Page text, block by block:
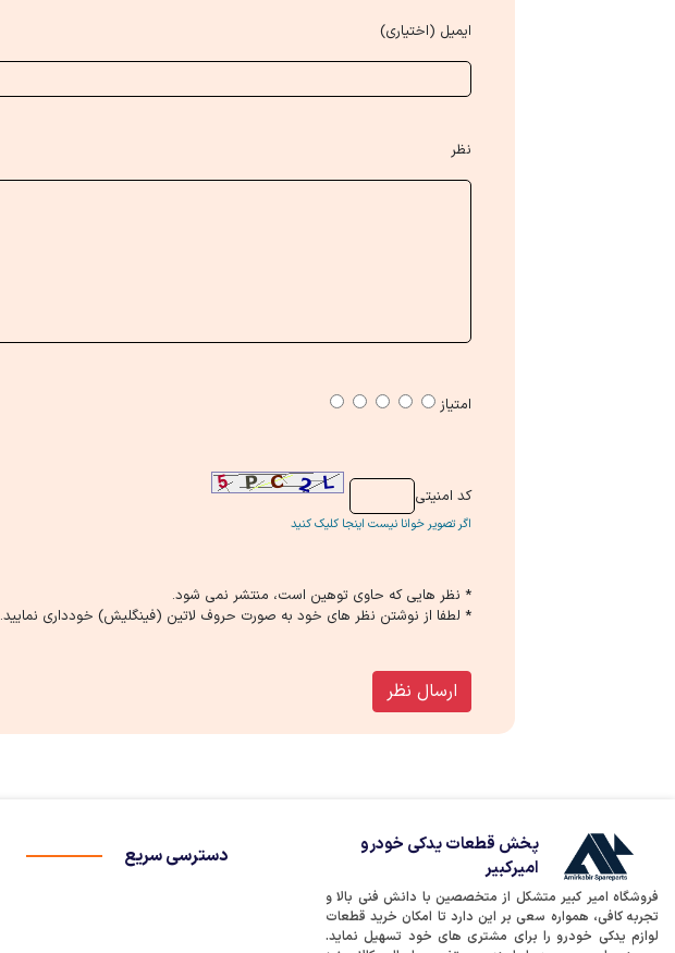
ایمیل (اختیاری)
نظر
امتیاز
كد امنیتی
اگر تصویر خوانا نیست اینجا کلیک کنید
* نظر هایی كه حاوی توهین است، منتشر نمی شود.
* لطفا از نوشتن نظر های خود به صورت حروف لاتین (فینگلیش) خودداری نمایید.
ارسال نظر
پخش قطعات یدکی خودرو
امیرکبیر
فروشگاه امیر کبیر متشکل از متخصصین با دانش فنی بالا و
تجربه کافی، همواره سعی بر این دارد تا امکان خرید قطعات
لوازم یدکی خودرو را برای مشتری های خود تسهیل نماید.
دسترسی سریع